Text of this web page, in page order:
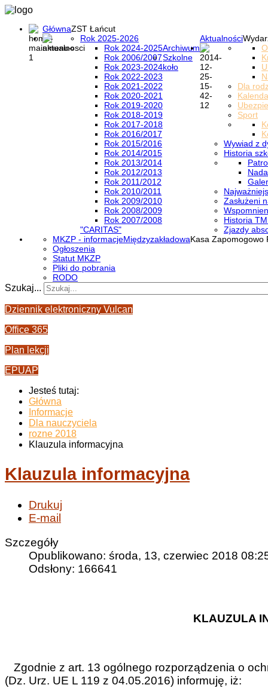
GłównaZST Łańcut
Aktualności
Rok 2025-2026
Archiwum
Rok 2024-2025
Rok 2006/2007
Rok 2023-2024
Rok 2022-2023
Rok 2021-2022
Rok 2020-2021
Rok 2019-2020
Rok 2018-2019
Rok 2017-2018
Rok 2016/2017
Rok 2015/2016
Rok 2014/2015
Rok 2013/2014
Rok 2012/2013
Rok 2011/2012
Rok 2010/2011
Rok 2009/2010
Rok 2008/2009
Rok 2007/2008
Szkolne
koło
"CARITAS"
Dla
Sport
Wywiad z
Historia
Zasłużeni
Historia
Zjazdy
MiędzyzakładowaKasa Zapomogowo
MKZP - informacje
Ogłoszenia
Statut MKZP
Pliki do pobrania
RODO
Szukaj...
Dziennik elektroniczny Vulcan
Office 365
Plan lekcji
EPUAP
Jesteś tutaj:
Główna
Informacje
Dla nauczyciela
rozne 2018
Klauzula informacyjna
Klauzula informacyjna
Drukuj
E-mail
Szczegóły
Opublikowano: środa, 13, czerwiec 2018
Odsłony: 166641
KLAUZULA
Zgodnie z art. 13 ogólnego rozporządzenia o
(Dz. Urz. UE L 119 z 04.05.2016) informuję, iż: